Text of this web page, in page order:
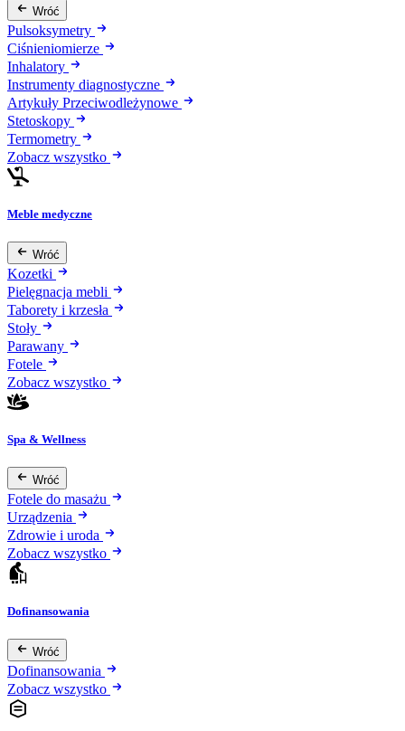
Wróć
Pulsoksymetry
Ciśnieniomierze
Inhalatory
Instrumenty diagnostyczne
Artykuły Przeciwodleżynowe
Stetoskopy
Termometry
Zobacz wszystko
Meble medyczne
Wróć
Kozetki
Pielęgnacja mebli
Taborety i krzesła
Stoły
Parawany
Fotele
Zobacz wszystko
Spa & Wellness
Wróć
Fotele do masażu
Urządzenia
Zdrowie i uroda
Zobacz wszystko
Dofinansowania
Wróć
Dofinansowania
Zobacz wszystko